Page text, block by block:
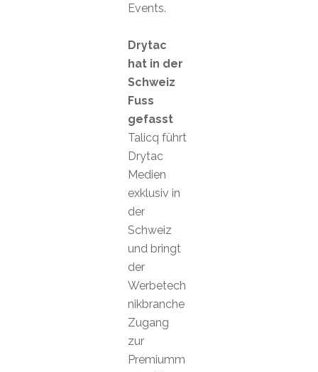
Events.
Drytac
hat in der
Schweiz
Fuss
gefasst
Talicq führt
Drytac
Medien
exklusiv in
der
Schweiz
und bringt
der
Werbetech
nikbranche
Zugang
zur
Premiumm